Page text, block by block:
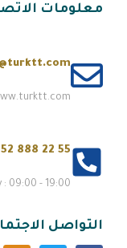
معلومات
888 22 55
: 09:00 - 19:00
التواصل